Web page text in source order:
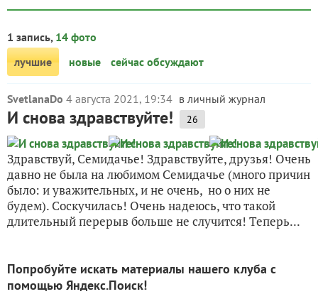
1 запись, 14 фото
лучшие
новые сейчас обсуждают
SvetlanaDo 4 августа 2021, 19:34 в личный журнал
И снова здравствуйте! 26
Здравствуй, Семидачье! Здравствуйте, друзья! Очень
давно не была на любимом Семидачье (много причин
было: и уважительных, и не очень, но о них не
будем). Соскучилась! Очень надеюсь, что такой
длительный перерыв больше не случится! Теперь...
Попробуйте искать материалы нашего клуба с
помощью Яндекс.Поиск!